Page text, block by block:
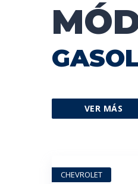
VER MÁS
CHEVROLET